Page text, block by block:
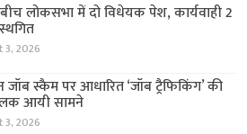
लोकसभा में दो विधेयक पेश, कार्यवाही 2
2026
स्कैम पर आधारित ‘जॉब ट्रैफिकिंग’ की
आयी सामने
2026